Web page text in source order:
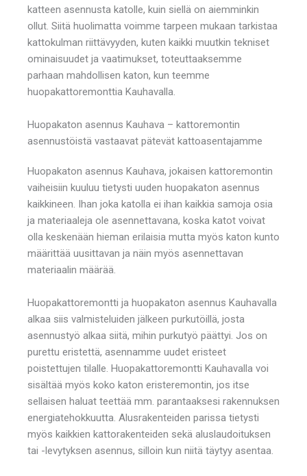
katteen asennusta katolle, kuin siellä on aiemminkin
ollut. Siitä huolimatta voimme tarpeen mukaan tarkistaa
kattokulman riittävyyden, kuten kaikki muutkin tekniset
ominaisuudet ja vaatimukset, toteuttaaksemme
parhaan mahdollisen katon, kun teemme
huopakattoremonttia Kauhavalla.
Huopakaton asennus Kauhava – kattoremontin
asennustöistä vastaavat pätevät kattoasentajamme
Huopakaton asennus Kauhava, jokaisen kattoremontin
vaiheisiin kuuluu tietysti uuden huopakaton asennus
kaikkineen. Ihan joka katolla ei ihan kaikkia samoja osia
ja materiaaleja ole asennettavana, koska katot voivat
olla keskenään hieman erilaisia mutta myös katon kunto
määrittää uusittavan ja näin myös asennettavan
materiaalin määrää.
Huopakattoremontti ja huopakaton asennus Kauhavalla
alkaa siis valmisteluiden jälkeen purkutöillä, josta
asennustyö alkaa siitä, mihin purkutyö päättyi. Jos on
purettu eristettä, asennamme uudet eristeet
poistettujen tilalle. Huopakattoremontti Kauhavalla voi
sisältää myös koko katon eristeremontin, jos itse
sellaisen haluat teettää mm. parantaaksesi rakennuksen
energiatehokkuutta. Alusrakenteiden parissa tietysti
myös kaikkien kattorakenteiden sekä aluslaudoituksen
tai -levytyksen asennus, silloin kun niitä täytyy asentaa.